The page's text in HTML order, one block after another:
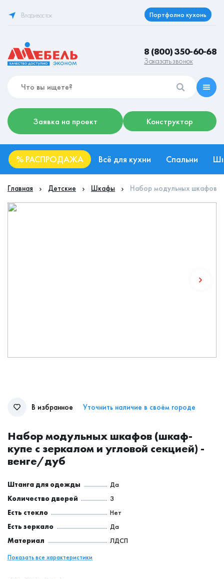
Владивосток Портфолио кухонь
8 (800) 350-60-68
Заказать звонок
Заявка на проект Конструктор
% РАСПРОДАЖА Всё для кухни Спальни
Главная Детские Шкафы Набор модульных шкафов
В избранное Уточнить наличие в своём городе
Набор модульных шкафов (шкаф-
купе с зеркалом и угловой секцией) -
венге/дуб
Штанга для одежды
Да
Количество дверей
3
Есть стекло
Нет
Есть зеркало
Да
Материал
ЛДСП
Показать все характеристики